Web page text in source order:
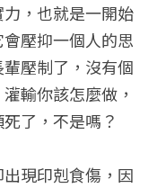
，也就是一開始
壓抑一個人的思
壓制了，沒有個
輸你該怎麼做，
了，不是嗎？
現印剋食傷，因